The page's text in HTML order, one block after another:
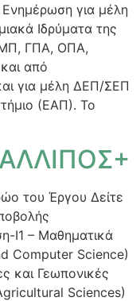
Ενημέρωση για μέλη
Ιδρύματα της
ΓΠΑ, ΟΠΑ,
από
για μέλη ΔΕΠ/ΣΕΠ
(ΕΑΠ). Το
του Έργου Δείτε
Ι1 – Μαθηματικά
Computer Science)
και Γεωπονικές
Sciences)